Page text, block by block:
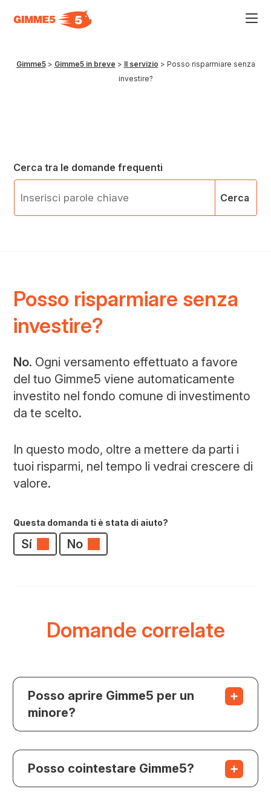
Gimme5> Gimme5 in breve > Il servizio > Posso risparmiare senza
investire?
Cerca tra le domande frequenti
Cerca
Posso risparmiare senza
investire?
No. Ogni versamento effettuato a favore
del tuo Gimme5 viene automaticamente
investito nel fondo comune di investimento
da te scelto.
In questo modo, oltre a mettere da parti i
tuoi risparmi, nel tempo li vedrai crescere di
valore.
Questa domanda ti è stata di aiuto?
Sí No
Domande correlate
Posso aprire Gimme5 per un
minore?
Posso cointestare Gimme5?